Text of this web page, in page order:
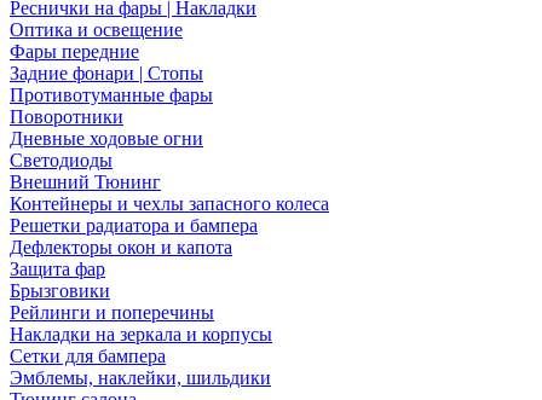
Реснички на фары | Накладки
Оптика и освещение
Фары передние
Задние фонари | Стопы
Противотуманные фары
Поворотники
Дневные ходовые огни
Светодиоды
Внешний Тюнинг
Контейнеры и чехлы запасного колеса
Решетки радиатора и бампера
Дефлекторы окон и капота
Защита фар
Брызговики
Рейлинги и поперечины
Накладки на зеркала и корпусы
Сетки для бампера
Эмблемы, наклейки, шильдики